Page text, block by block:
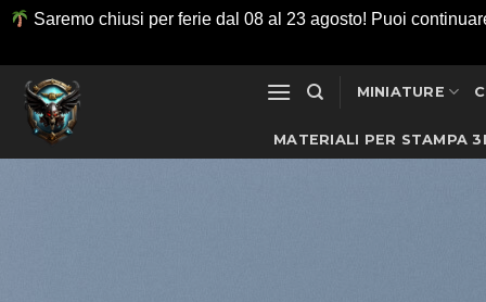
Saremo chiusi per ferie dal 08 al 23 agosto! Puoi
Salta
contenuti
MINIATURE
MATERIALI PER STAMPA